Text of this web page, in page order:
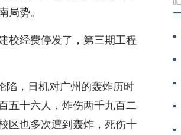
局势。
校经费停发了，第三期工程
陷，日机对广州的轰炸历时
五十六人，炸伤两千九百二
区也多次遭到轰炸，死伤十